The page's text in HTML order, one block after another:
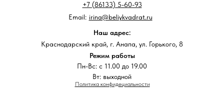
Политика конфидециальности
+7 (86133) 5-60-93
Наш адрес:
Краснодарский край, г. Анапа, ул. Горького, 8
Режим работы
Пн-Вс: с 11.00 до 19.00
Вт: выходной
irina@beliykvadrat.ru
Email: